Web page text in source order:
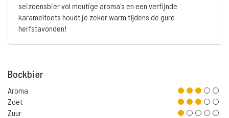
seizoensbier vol moutige aroma's en een verfijnde
karameltoets houdt je zeker warm tijdens de gure
herfstavonden!
Bockbier
Aroma
Zoet
Zuur